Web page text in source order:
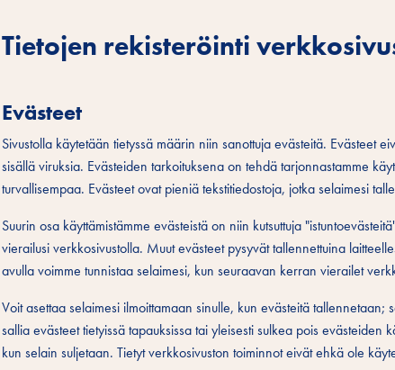
Tietojen rekisteröinti
Evästeet
Sivustolla käytetään tietyssä määrin niin sanottuja evästeitä. Evästeet
sisällä viruksia. Evästeiden tarkoituksena on tehdä tarjonnastamme
turvallisempaa. Evästeet ovat pieniä tekstitiedostoja, jotka selaimesi
Suurin osa käyttämistämme evästeistä on niin kutsuttuja
vierailusi verkkosivustolla. Muut evästeet pysyvät tallennettuina
avulla voimme tunnistaa selaimesi, kun seuraavan kerran vierailet
Voit asettaa selaimesi ilmoittamaan sinulle, kun evästeitä tallennetaan;
sallia evästeet tietyissä tapauksissa tai yleisesti sulkea pois evästeiden
kun selain suljetaan. Tietyt verkkosivuston toiminnot eivät ehkä ole